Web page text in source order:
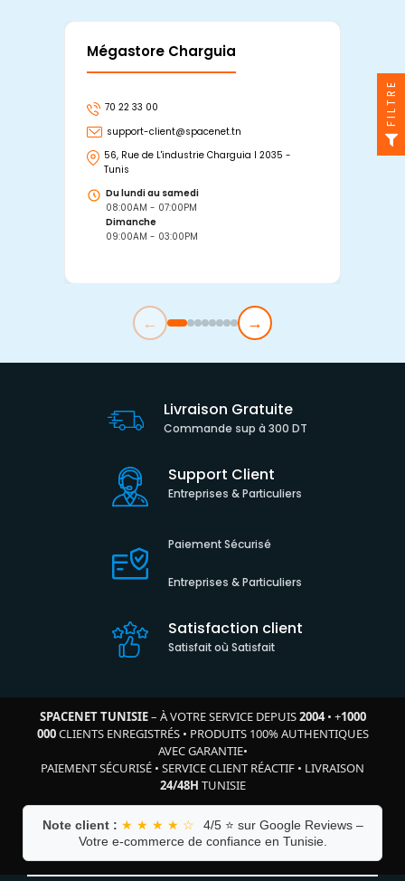
Mégastore Charguia
70 22 33 00
support-client@spacenet.tn
56, Rue de L'industrie Charguia I 2035 -
Tunis
Du lundi au samedi
08:00AM - 07:00PM
Dimanche
09:00AM - 03:00PM
← →
Livraison Gratuite
Commande sup à 300 DT
Support Client
Entreprises & Particuliers
Paiement Sécurisé
Entreprises & Particuliers
Satisfaction client
Satisfait où Satisfait
SPACENET TUNISIE– À VOTRE SERVICE DEPUIS2004• +1000
000CLIENTS ENREGISTRÉS• PRODUITS 100% AUTHENTIQUES
AVEC GARANTIE•
PAIEMENT SÉCURISÉ • SERVICE CLIENT RÉACTIF • LIVRAISON
24/48H TUNISIE
Note client : ★ ★ ★ ★ ☆
4/5 ⭐ sur Google Reviews –
Votre e-commerce de confiance en Tunisie.
FILTRE